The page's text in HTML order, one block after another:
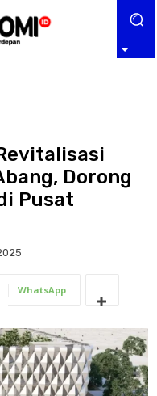
Dorong
Pusat
WhatsApp